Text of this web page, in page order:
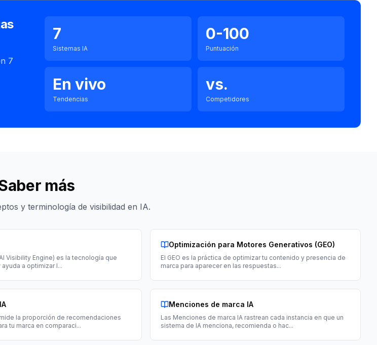
7
7
Sistemas IA
0-100
Puntuación
En vivo
Tendencias
vs.
Competidores
más
y terminología de visibilidad en IA.
Visibility Engine) es la tecnología que
a optimizar l...
Optimización para Motores Generativos (GEO)
El GEO es la práctica de optimizar tu contenido y presencia de
marca para aparecer en las respuestas...
la proporción de recomendaciones
tu marca en comparaci...
Menciones de marca IA
Las Menciones de marca IA rastrean cada instancia en que un
sistema de IA menciona, recomienda o hac...